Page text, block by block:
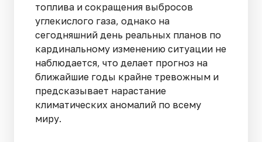
топлива и сокращения выбросов
углекислого газа, однако на
сегодняшний день реальных планов по
кардинальному изменению ситуации не
наблюдается, что делает прогноз на
ближайшие годы крайне тревожным и
предсказывает нарастание
климатических аномалий по всему
миру.